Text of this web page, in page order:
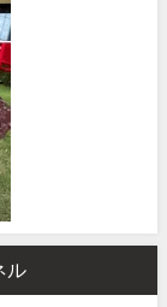
ル